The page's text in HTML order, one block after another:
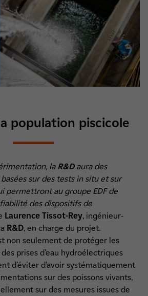
population piscicole
la R&Daura des
sur des tests in situ et sur
permettront au groupe EDF de
des dispositifs de
Laurence Tissot-Rey, ingénieur-
R&D, en charge du projet.
non seulement de protéger les
prises d’eau hydroélectriques
d’éviter d’avoir systématiquement
sur des poissons vivants,
sur des mesures issues de